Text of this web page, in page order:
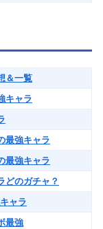
＆一覧
キャラ
最強キャラ
最強キャラ
どのガチャ？
ャラ
最強